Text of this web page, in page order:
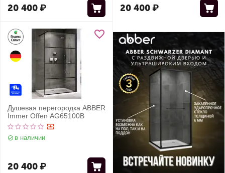
20 400₽ 20 400₽
Душевая перегородка ABBER
Immer Offen AG65100B
в наличии
20 400₽